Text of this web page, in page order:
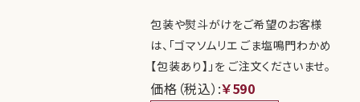
包装や熨斗がけをご希望のお客様
は、「ゴマソムリエ ごま塩鳴門わかめ
【包装あり】」を ご注文くださいませ。
価格（税込）:￥590